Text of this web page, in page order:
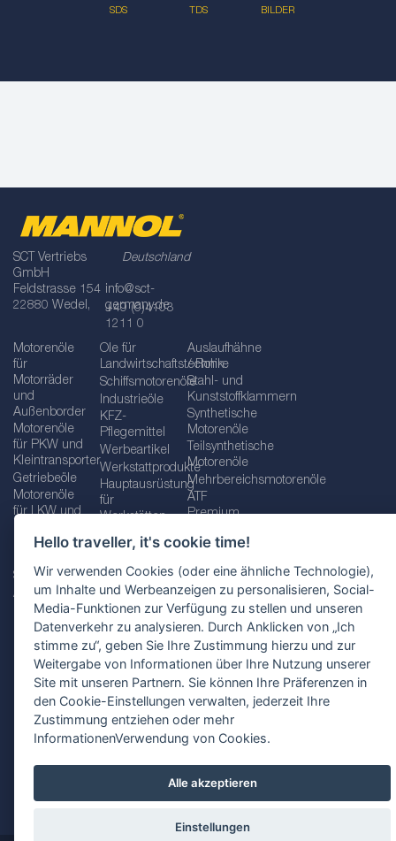
Hello traveller, it's cookie time!
Wir verwenden Cookies (oder eine ähnliche Technologie),
um Inhalte und Werbeanzeigen zu personalisieren, Social-
Media-Funktionen zur Verfügung zu stellen und unseren
Datenverkehr zu analysieren. Durch Anklicken von „Ich
stimme zu“, geben Sie Ihre Zustimmung hierzu und zur
Weitergabe von Informationen über Ihre Nutzung unserer
Site mit unseren Partnern. Sie können Ihre Präferenzen in
den Cookie-Einstellungen verwalten, jederzeit Ihre
Zustimmung entziehen oder mehr
InformationenVerwendung von Cookies.
Alle akzeptieren
Einstellungen
SDS TDS BILDER
SCT Vertriebs
GmbH
Feldstrasse 154
22880 Wedel,
Deutschland
info@sct-
germany.de
+49 (0)4103
1211 0
Motorenöle
für
Motorräder
und
Außenborder
Motorenöle
für PKW und
Kleintransporter
Getriebeöle
Motorenöle
für LKW und
Betriebs-
Serviceflüssigkeiten
Additive
Fette
Öle für
Landwirtschaftstechnik
Schiffsmotorenöle
Industrieöle
KFZ-
Pflegemittel
Werbeartikel
Werkstattprodukte
Hauptausrüstung
für
Werkstätten
Schraubenschlüssel
und
Schraubenschlüsselsätze
Zusätzliche
Werkzeuge
für
Werkstätten
Auslaufhähne
/ Rohre
Stahl- und
Kunststoffklammern
Synthetische
Motorenöle
Teilsynthetische
Motorenöle
Mehrbereichsmotorenöle
ATF
Premium
Öle für
Getriebeöle
Impressum AGB
Datenschutzbestimmungen Standortauswahl